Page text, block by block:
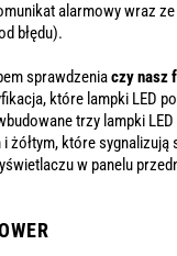
alarmowy wraz
błędu).
sprawdzeniaczy nasz
które lampki LED
trzy lampki
żółtym, które sygnalizują
w panelu